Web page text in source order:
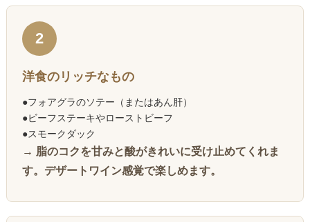
2
洋食のリッチなもの
●フォアグラのソテー（またはあん肝）
●ビーフステーキやローストビーフ
●スモークダック
→ 脂のコクを甘みと酸がきれいに受け止めてくれま
す。デザートワイン感覚で楽しめます。